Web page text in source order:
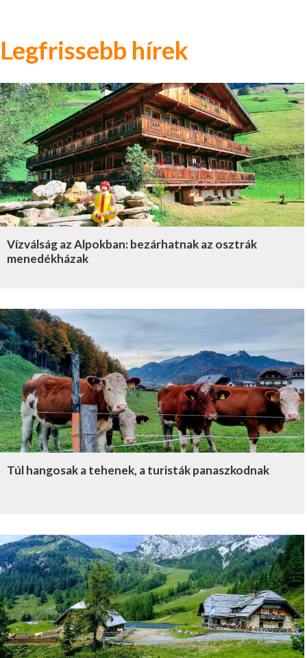
Legfrissebb hírek
Vízválság az Alpokban: bezárhatnak az osztrák
menedékházak
Túl hangosak a tehenek, a turisták panaszkodnak